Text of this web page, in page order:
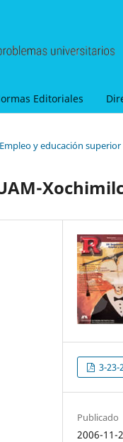
Editoriales
y educación superior
3-
Publicado
2006-11-